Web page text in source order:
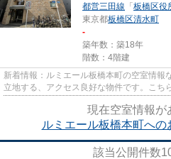
都営三田線 「 板橋区役
東京都板橋区清水町
-
築年数：築18年
階数：4階建
新着情報：ルミエール板橋本町の空室情報
立地する、アクセス良好な物件です。こち
現在空室情報が
ルミエール板橋本町へ
該当公開件数